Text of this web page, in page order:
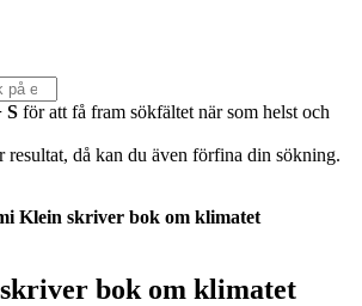
S för att få fram sökfältet när som helst och
då kan du även förfina din sökning.
Klein skriver bok om klimatet
bok om klimatet